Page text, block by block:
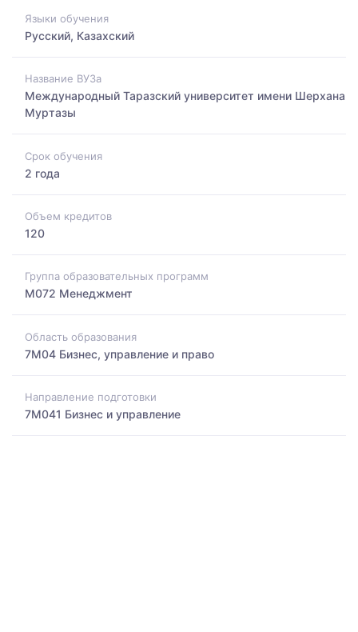
Языки обучения
Русский, Казахский
Название ВУЗа
Международный Таразский университет имени Шерхана
Муртазы
Срок обучения
2 года
Объем кредитов
120
Группа образовательных программ
M072 Менеджмент
Область образования
7M04 Бизнес, управление и право
Направление подготовки
7M041 Бизнес и управление